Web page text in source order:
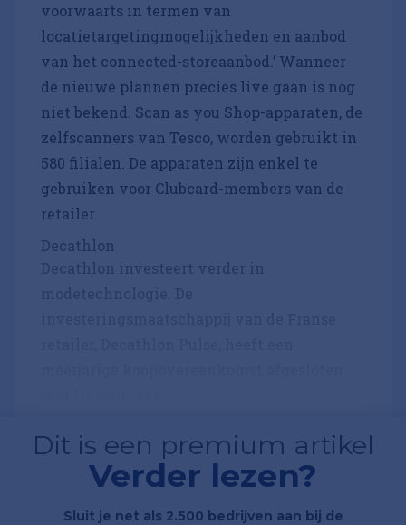
voorwaarts in termen van
locatietargetingmogelijkheden en aanbod
van het connected-storeaanbod.’ Wanneer
de nieuwe plannen precies live gaan is nog
niet bekend. Scan as you Shop-apparaten, de
zelfscanners van Tesco, worden gebruikt in
580 filialen. De apparaten zijn enkel te
gebruiken voor Clubcard-members van de
retailer.
Decathlon
Decathlon investeert verder in
Dit is een premium artikel
Verder lezen?
Sluit je net als 2.500 bedrijven aan bij de